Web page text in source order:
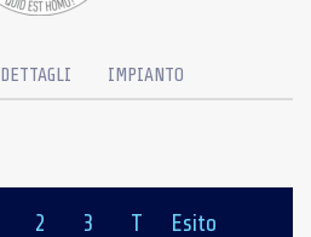
DETTAGLI IMPIANTO
2 3 T Esito